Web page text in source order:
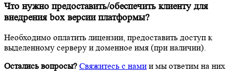
Что нужно предоставить/обеспечить клиенту для
внедрения box версии платформы?
Необходимо оплатить лицензии, предоставить доступ к
выделенному серверу и доменное имя (при наличии).
Остались вопросы? Свяжитесь с нами и мы ответим на них